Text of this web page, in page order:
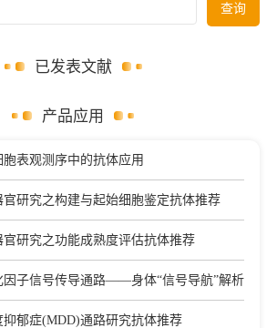
查询
已发表文献
产品应用
胞表观测序中的抗体应用
官研究之构建与起始细胞鉴定抗体推荐
官研究之功能成熟度评估抗体推荐
因子信号传导通路——身体“信号导航”解析
抑郁症(MDD)通路研究抗体推荐